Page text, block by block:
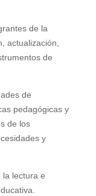
de la
actualización,
de
de
pedagógicas y
de los
y
la lectura e